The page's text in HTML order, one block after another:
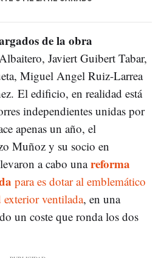
de la obra
Javiert Guibert Tabar,
Miguel Angel Ruiz-Larrea
El edificio, en realidad está
independientes unidas por
apenas un año, el
Muñoz y su socio en
a cabo unareforma
para es dotar al emblemático
ventilada, en una
un coste que ronda los dos